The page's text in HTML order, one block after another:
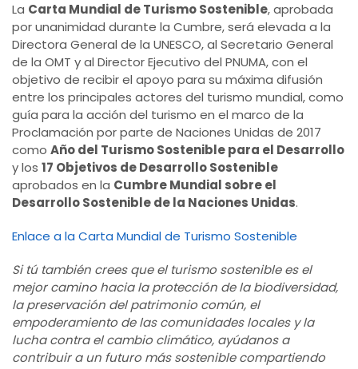
La Carta Mundial de Turismo Sostenible, aprobada
por unanimidad durante la Cumbre, será elevada a la
Directora General de la UNESCO, al Secretario General
de la OMT y al Director Ejecutivo del PNUMA, con el
objetivo de recibir el apoyo para su máxima difusión
entre los principales actores del turismo mundial, como
guía para la acción del turismo en el marco de la
Proclamación por parte de Naciones Unidas de 2017
como Año del Turismo Sostenible para el Desarrollo
y los 17 Objetivos de Desarrollo Sostenible
aprobados en la Cumbre Mundial sobre el
Desarrollo Sostenible de la Naciones Unidas.
Enlace a la Carta Mundial de Turismo Sostenible
Si tú también crees que el turismo sostenible es el
mejor camino hacia la protección de la biodiversidad,
la preservación del patrimonio común, el
empoderamiento de las comunidades locales y la
lucha contra el cambio climático, ayúdanos a
contribuir a un futuro más sostenible compartiendo